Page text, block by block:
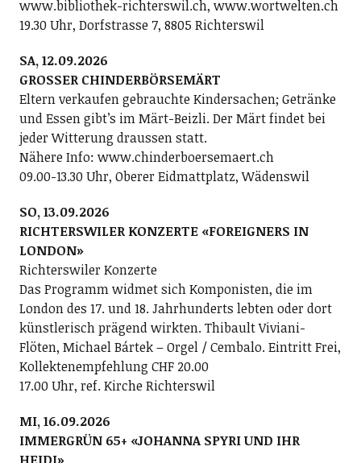
www.bibliothek-richterswil.ch, www.wortwelten.ch
19.30 Uhr, Dorfstrasse 7, 8805 Richterswil
SA, 12.09.2026
GROSSER CHINDERBÖRSEMÄRT
Eltern verkaufen gebrauchte Kindersachen; Getränke
und Essen gibt’s im Märt-Beizli. Der Märt findet bei
jeder Witterung draussen statt.
Nähere Info: www.chinderboersemaert.ch
09.00-13.30 Uhr, Oberer Eidmattplatz, Wädenswil
SO, 13.09.2026
RICHTERSWILER KONZERTE «FOREIGNERS IN
LONDON»
Richterswiler Konzerte
Das Programm widmet sich Komponisten, die im
London des 17. und 18. Jahrhunderts lebten oder dort
künstlerisch prägend wirkten. Thibault Viviani-
Flöten, Michael Bártek – Orgel / Cembalo. Eintritt Frei,
Kollektenempfehlung CHF 20.00
17.00 Uhr, ref. Kirche Richterswil
MI, 16.09.2026
IMMERGRÜN 65+ «JOHANNA SPYRI UND IHR